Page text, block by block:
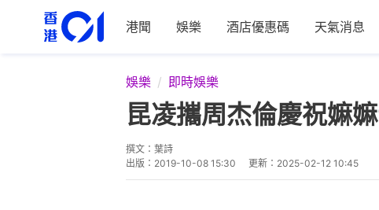
港聞 娛樂 酒店優惠碼 天氣消息
娛樂 即時娛樂
昆凌攜周杰倫慶祝嫲
撰文： 葉詩
出版： 2019-10-08 15:30 更新： 2025-02-12 10:45